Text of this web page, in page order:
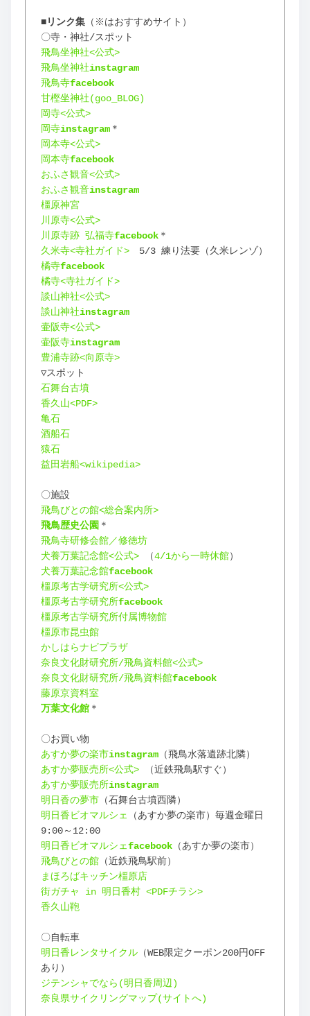
■リンク集 （※はおすすめサイト）
〇寺・神社/スポット
飛鳥坐神社<公式>
飛鳥坐神社instagram
飛鳥寺facebook
甘樫坐神社(goo_BLOG)
岡寺<公式>
岡寺instagram ＊
岡本寺<公式>
岡本寺facebook
おふさ観音<公式>
おふさ観音instagram
橿原神宮
川原寺<公式>
川原寺跡 弘福寺facebook ＊
久米寺<寺社ガイド> 5/3 練り法要（久米レンゾ）
橘寺facebook
橘寺<寺社ガイド>
談山神社<公式>
談山神社instagram
壷阪寺<公式>
壷阪寺instagram
豊浦寺跡<向原寺>
▽スポット
石舞台古墳
香久山<PDF>
亀石
酒船石
猿石
益田岩船<wikipedia>
〇施設
飛鳥びとの館<総合案内所>
飛鳥歴史公園 ＊
飛鳥寺研修会館／修徳坊
犬養万葉記念館<公式> （4/1から一時休館）
犬養万葉記念館facebook
橿原考古学研究所<公式>
橿原考古学研究所facebook
橿原考古学研究所付属博物館
橿原市昆虫館
かしはらナビプラザ
奈良文化財研究所/飛鳥資料館<公式>
奈良文化財研究所/飛鳥資料館facebook
藤原京資料室
万葉文化館 ＊
〇お買い物
あすか夢の楽市instagram （飛鳥水落遺跡北隣）
あすか夢販売所<公式> （近鉄飛鳥駅すぐ）
あすか夢販売所instagram
明日香の夢市 （石舞台古墳西隣）
明日香ビオマルシェ
（あすか夢の楽市）毎週金曜日
9:00～12:00
明日香ビオマルシェfacebook （あすか夢の楽市）
飛鳥びとの館 （近鉄飛鳥駅前）
まほろばキッチン橿原店
街ガチャ in 明日香村 <PDFチラシ>
香久山鞄
〇自転車
明日香レンタサイクル （WEB限定クーポン200円OFF
あり）
ジテンシャでなら(明日香周辺)
奈良県サイクリングマップ(サイトへ)